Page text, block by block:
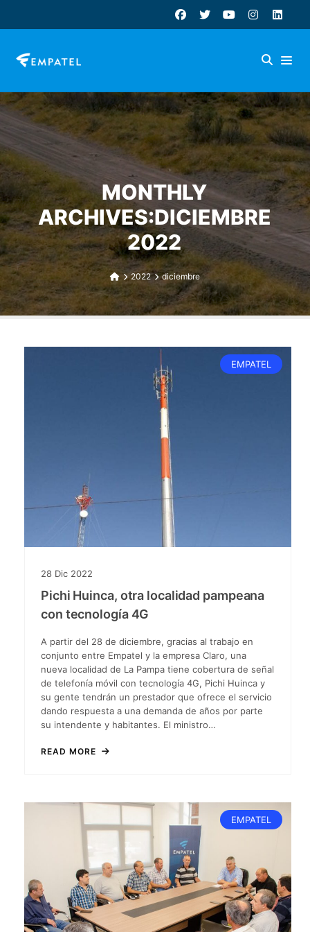
MONTHLY
ARCHIVES:DICIEMBRE
2022
2022 diciembre
EMPATEL
28 Dic 2022
Pichi Huinca, otra localidad pampeana
con tecnología 4G
A partir del 28 de diciembre, gracias al trabajo en
conjunto entre Empatel y la empresa Claro, una
nueva localidad de La Pampa tiene cobertura de señal
de telefonía móvil con tecnología 4G, Pichi Huinca y
su gente tendrán un prestador que ofrece el servicio
dando respuesta a una demanda de años por parte
su intendente y habitantes. El ministro…
READ MORE
EMPATEL